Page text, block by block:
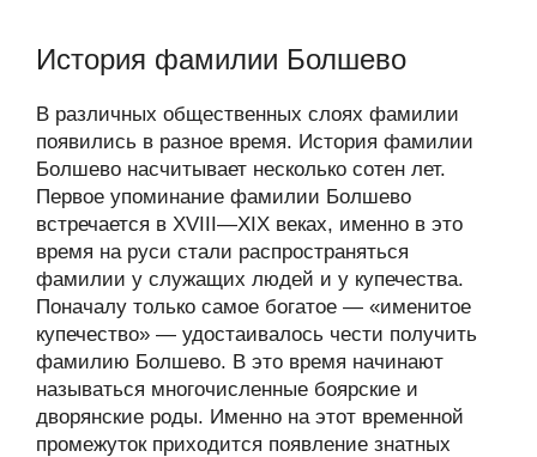
История фамилии Болшево
В различных общественных слоях фамилии
появились в разное время. История фамилии
Болшево насчитывает несколько сотен лет.
Первое упоминание фамилии Болшево
встречается в XVIII—XIX веках, именно в это
время на руси стали распространяться
фамилии у служащих людей и у купечества.
Поначалу только самое богатое — «именитое
купечество» — удостаивалось чести получить
фамилию Болшево. В это время начинают
называться многочисленные боярские и
дворянские роды. Именно на этот временной
промежуток приходится появление знатных